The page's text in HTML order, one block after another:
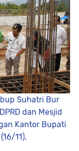
Suhatri Bur
dan Mesjid
Kantor Bupati
11).